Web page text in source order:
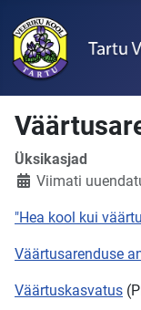
Üksikasjad
Viimati
"Hea kool kui
Väärtusarenduse
Väärtuskasvatus